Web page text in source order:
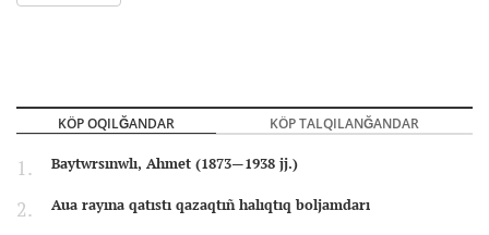
KÖP OQILĞANDAR KÖP TALQILANĞANDAR
Baytwrsınwlı, Ahmet (1873—1938 jj.)
Aua rayına qatıstı qazaqtıñ halıqtıq boljamdarı